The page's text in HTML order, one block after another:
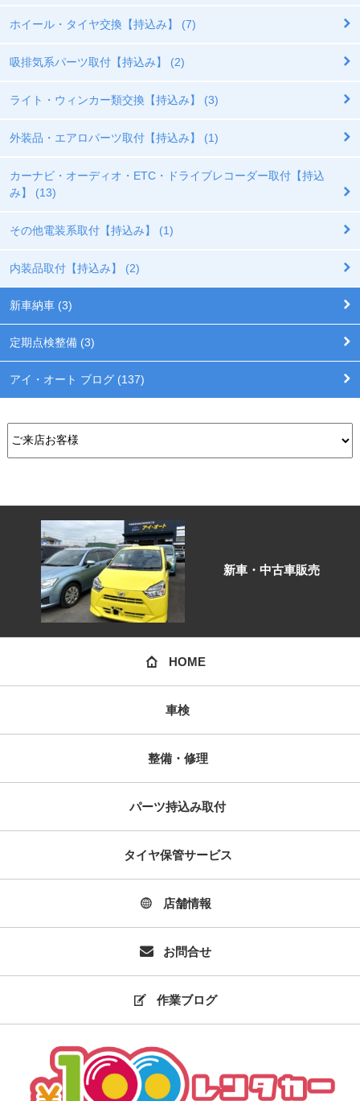
ホイール・タイヤ交換【持込み】 (7)
吸排気系パーツ取付【持込み】 (2)
ライト・ウィンカー類交換【持込み】 (3)
外装品・エアロパーツ取付【持込み】 (1)
カーナビ・オーディオ・ETC・ドライブレコーダー取付【持込
み】 (13)
その他電装系取付【持込み】 (1)
内装品取付【持込み】 (2)
新車納車 (3)
定期点検整備 (3)
アイ・オート ブログ (137)
新車・中古車販売
HOME
車検
整備・修理
パーツ持込み取付
タイヤ保管サービス
店舗情報
お問合せ
作業ブログ